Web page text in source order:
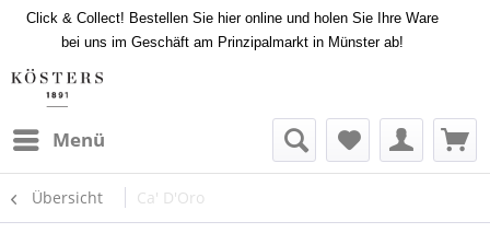
Click & Collect! Bestellen Sie hier online und holen Sie Ihre Ware
bei uns im Geschäft am Prinzipalmarkt in Münster ab!
Menü
Übersicht Ca' D'Oro